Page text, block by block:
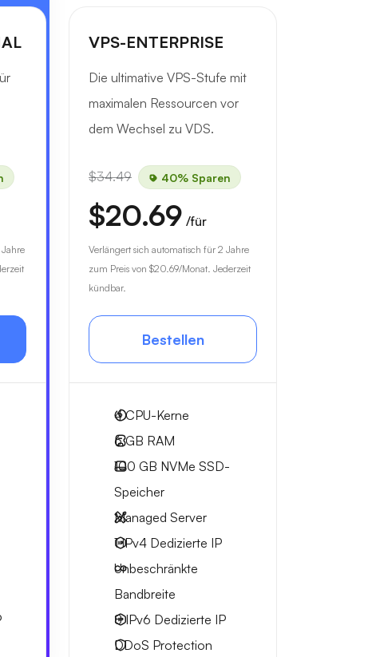
VPS-ENTERPRISE
Die ultimative VPS-Stufe mit
maximalen Ressourcen vor
dem Wechsel zu VDS.
$34.49 40% Sparen
$20.69 /für
Verlängert sich automatisch für 2 Jahre
zum Preis von $20.69/Monat. Jederzeit
kündbar.
Bestellen
4CPU-Kerne
6 GB RAM
100 GB NVMe SSD-
Speicher
Managed Server
1 IPv4 Dedizierte IP
Unbeschränkte
Bandbreite
8 IPv6 Dedizierte IP
DDoS Protection